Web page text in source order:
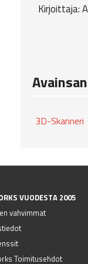
Kirjoittaja:
3D-Skanneri
VUODESTA 2005
vahvimmat
Toimitusehdot